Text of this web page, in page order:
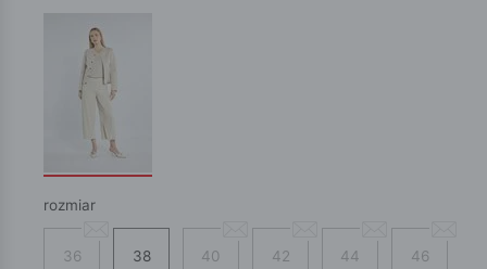
rozmiar
36 38 40 42 44 46